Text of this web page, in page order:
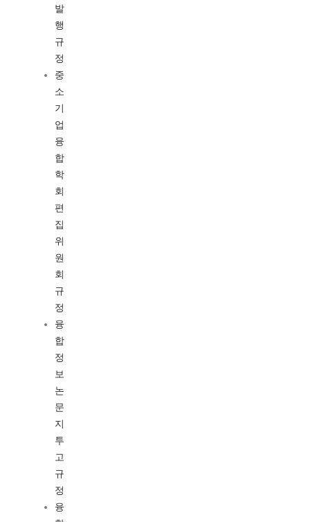
발
행
규
정
중
소
기
업
융
합
학
회
편
집
위
원
회
규
정
융
합
정
보
논
문
지
투
고
규
정
융